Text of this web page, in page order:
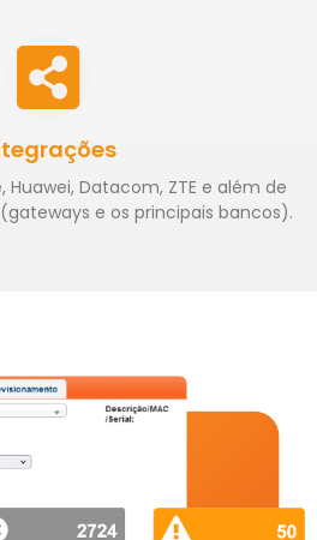
Huawei, Datacom, ZTE e além de
e os principais bancos).